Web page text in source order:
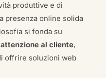
produttive e di
presenza online solida
si fonda su
al cliente,
offrire soluzioni web